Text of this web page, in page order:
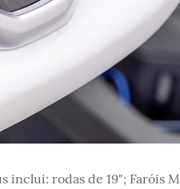
inclui: rodas de 19"; Faróis